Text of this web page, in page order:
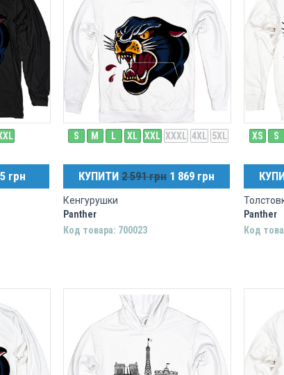
грн
S M L XL XXL XXXL 4XL 5XL
КУПИТИ 2 591 грн 1 869 грн
Кенгурушки
Panther
Код товара: 700023
XS S
Panther
Код